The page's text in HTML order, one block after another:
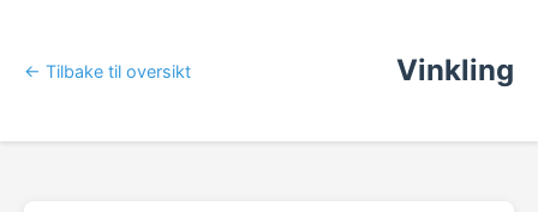
← Tilbake til oversikt Vinkling